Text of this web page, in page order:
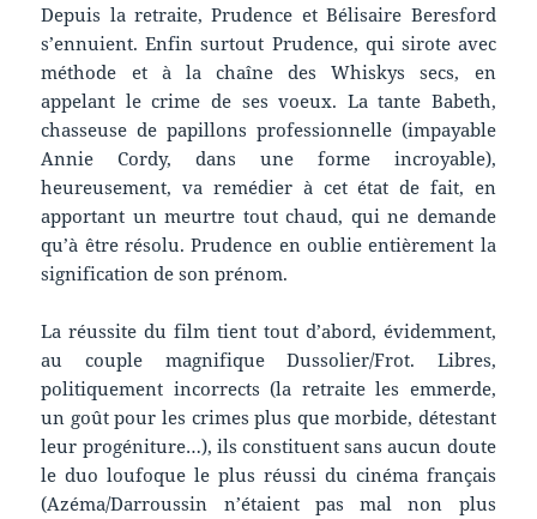
Depuis la retraite, Prudence et Bélisaire Beresford
s’ennuient. Enfin surtout Prudence, qui sirote avec
méthode et à la chaîne des Whiskys secs, en
appelant le crime de ses voeux. La tante Babeth,
chasseuse de papillons professionnelle (impayable
Annie Cordy, dans une forme incroyable),
heureusement, va remédier à cet état de fait, en
apportant un meurtre tout chaud, qui ne demande
qu’à être résolu. Prudence en oublie entièrement la
signification de son prénom.
La réussite du film tient tout d’abord, évidemment,
au couple magnifique Dussolier/Frot. Libres,
politiquement incorrects (la retraite les emmerde,
un goût pour les crimes plus que morbide, détestant
leur progéniture…), ils constituent sans aucun doute
le duo loufoque le plus réussi du cinéma français
(Azéma/Darroussin n’étaient pas mal non plus